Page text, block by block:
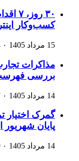
۳۰
کسب‌وکار
15 مرداد 1405 ۰
مذاکرات
بررسی
14 مرداد 1405 ۰
گمرک اختیار
پایان شهریور
14 مرداد 1405 ۰